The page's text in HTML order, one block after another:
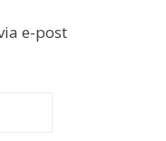
e-post